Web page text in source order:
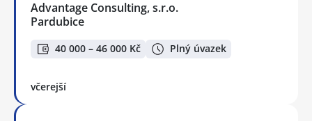
Advantage Consulting, s.r.o.
Pardubice
40 000 – 46 000 Kč Plný úvazek
včerejší